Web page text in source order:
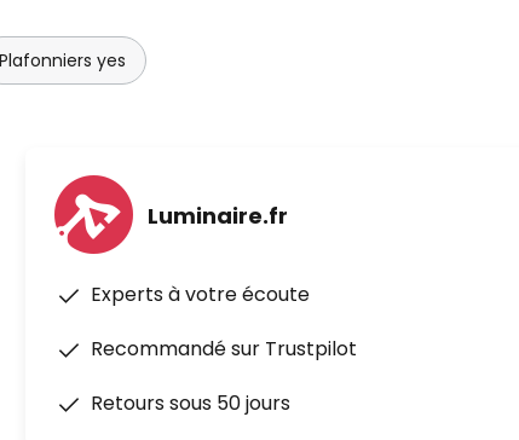
Plafonniers yes
Luminaire.fr
Experts à votre écoute
Recommandé sur Trustpilot
Retours sous 50 jours